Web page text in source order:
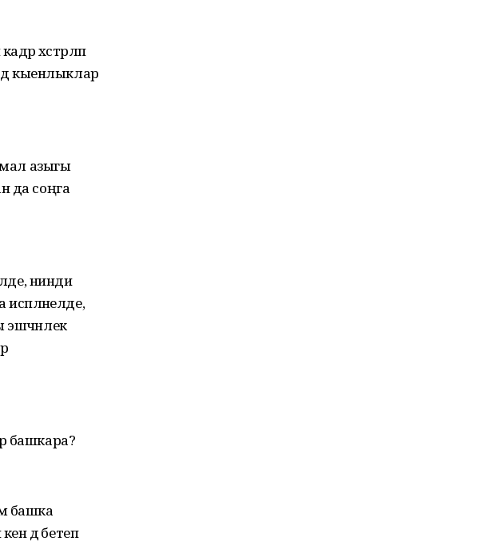
хәстәрләп
кыенлыклар
мал азыгы
да соңга
нинди
эшчәнлек
башкара?
башка
дә бетеп